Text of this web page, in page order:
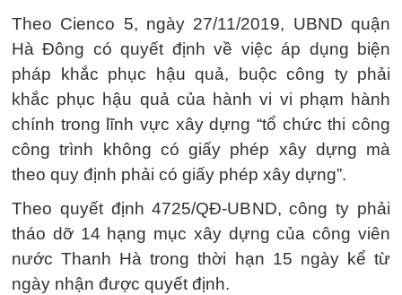
Theo Cienco 5, ngày 27/11/2019, UBND quận
Hà Đông có quyết định về việc áp dụng biện
pháp khắc phục hậu quả, buộc công ty phải
khắc phục hậu quả của hành vi vi phạm hành
chính trong lĩnh vực xây dựng “tổ chức thi công
công trình không có giấy phép xây dựng mà
theo quy định phải có giấy phép xây dựng”.
Theo quyết định 4725/QĐ-UBND, công ty phải
tháo dỡ 14 hạng mục xây dựng của công viên
nước Thanh Hà trong thời hạn 15 ngày kể từ
ngày nhận được quyết định.